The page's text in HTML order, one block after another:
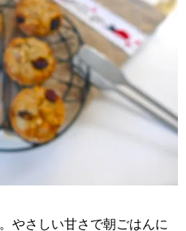
やさしい甘さで朝ごはんに